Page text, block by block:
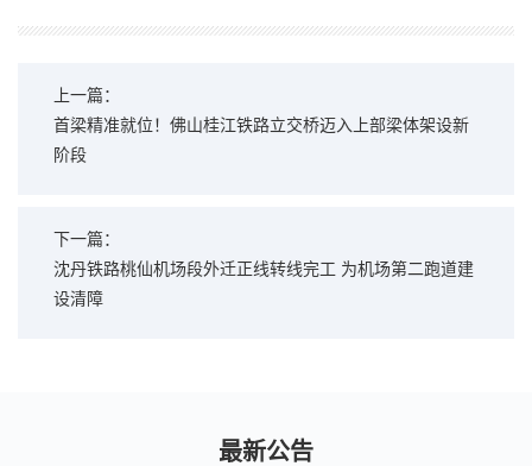
上一篇：
首梁精准就位！佛山桂江铁路立交桥迈入上部梁体架设新
阶段
下一篇：
沈丹铁路桃仙机场段外迁正线转线完工 为机场第二跑道建
设清障
最新公告